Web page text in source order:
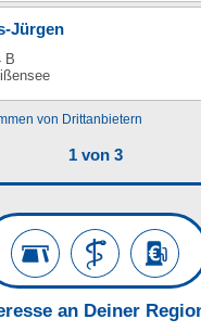
Jürgen
B
von Drittanbietern
1 von 3
an Deiner